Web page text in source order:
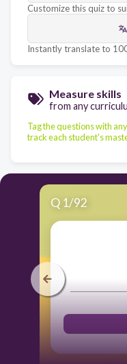
Customize this quiz to
Instantly translate to
Measure skills
from any
Tag the questions with
track each student's
Q 1/92